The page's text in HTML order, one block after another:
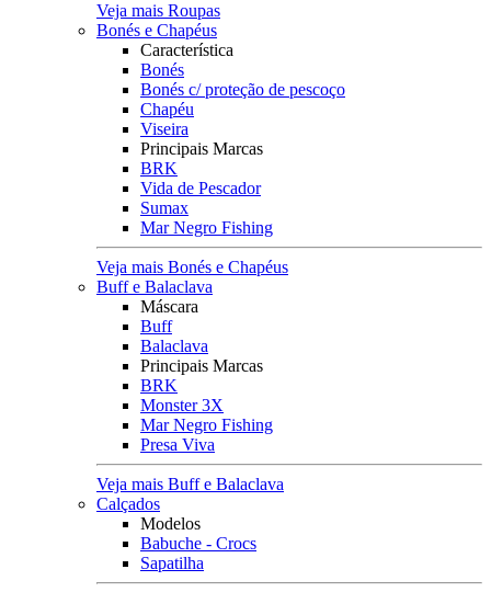
Veja mais Roupas
Bonés e Chapéus
Característica
Bonés
Bonés c/ proteção de pescoço
Chapéu
Viseira
Principais Marcas
BRK
Vida de Pescador
Sumax
Mar Negro Fishing
Veja mais Bonés e Chapéus
Buff e Balaclava
Máscara
Buff
Balaclava
Principais Marcas
BRK
Monster 3X
Mar Negro Fishing
Presa Viva
Veja mais Buff e Balaclava
Calçados
Modelos
Babuche - Crocs
Sapatilha